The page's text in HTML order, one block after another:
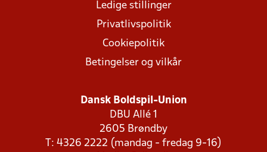
Ledige stillinger
Privatlivspolitik
Cookiepolitik
Betingelser og vilkår
Dansk Boldspil-Union
DBU Allé 1
2605 Brøndby
T: 4326 2222 (mandag - fredag 9-16)